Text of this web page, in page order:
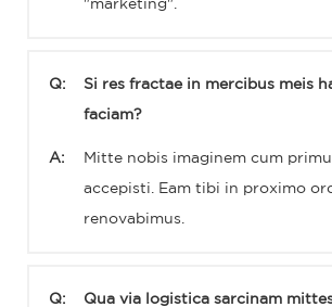
"marketing".
Q: Si res fractae in mercibus meis
faciam?
A: Mitte nobis imaginem cum
accepisti. Eam tibi in proximo
renovabimus.
Q: Qua via logistica sarcinam